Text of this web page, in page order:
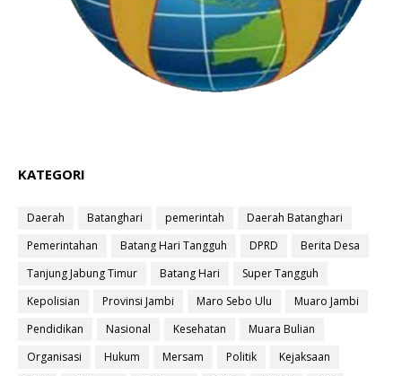
KATEGORI
Daerah Batanghari pemerintah
Daerah Batanghari
Pemerintahan
Batang Hari Tangguh DPRD
Berita Desa
Tanjung Jabung Timur
Batang Hari
Super Tangguh
Kepolisian
Provinsi Jambi Maro Sebo Ulu
Muaro Jambi
Pendidikan
Nasional Kesehatan
Muara Bulian
Organisasi
Hukum Mersam Politik
Kejaksaan